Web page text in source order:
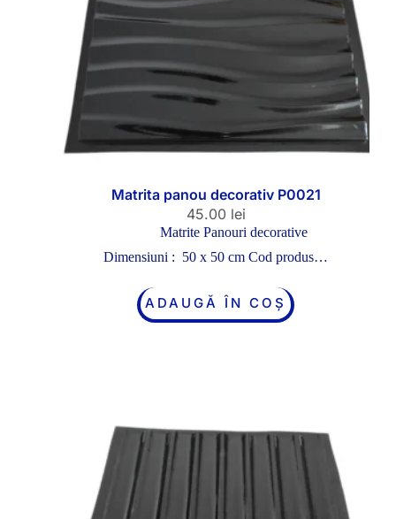
Matrita panou decorativ P0021
45.00 lei
Matrite Panouri decorative
Dimensiuni : 50 x 50 cm Cod produs…
ADAUGĂ ÎN COȘ